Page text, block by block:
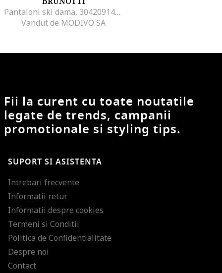
Pantaloni ski dama, 304209147, Poliester reciclat, Bej, Bej
Vandut de MODIVO SA
Fii la curent cu toate noutatile
legate de trends, campanii
promotionale si styling tips.
SUPORT SI ASISTENTA
Intrebari frecvente
Informatii retur
Informatii despre cookies
Termeni si Conditii
Politica de Confidentialitate
Despre noi
Contact